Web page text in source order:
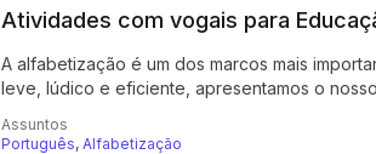
Atividades com vogais para
A alfabetização é um dos marcos mais
leve, lúdico e eficiente, apresentamos o
Assuntos
Português, Alfabetização